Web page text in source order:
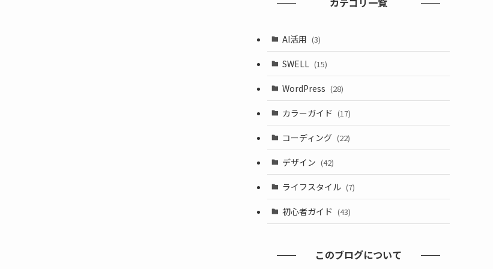
AI活用 (3)
SWELL (15)
WordPress (28)
カラーガイド (17)
コーディング (22)
デザイン (42)
ライフスタイル (7)
初心者ガイド (43)
このブログについて